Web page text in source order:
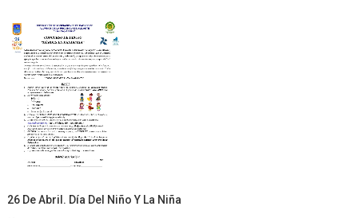
26 De Abril. Día Del Niño Y La Niña